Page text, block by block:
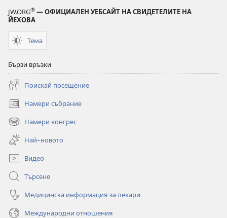
БиблиятаБиблията
JW.ORG® — ОФИЦИАЛЕН УЕБСАЙТ НА СВИДЕТЕЛИТЕ НА
ЙЕХОВА
Тема
Бързи връзки
Поискай посещение
Намери събрание
(отваря
нов
прозорец)
Намери конгрес
(отваря
нов
прозорец)
Най–новото
Видео
Търсене
Медицинска информация за лекари
Международни отношения